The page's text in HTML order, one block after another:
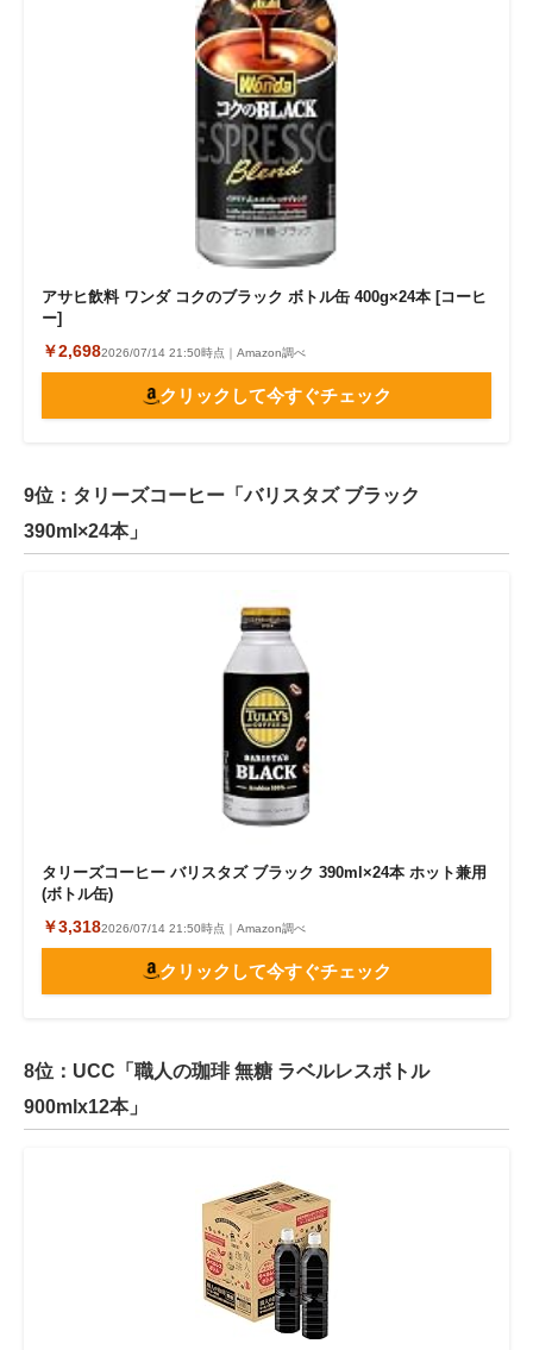
アサヒ飲料 ワンダ コクのブラック ボトル缶 400g×24本 [コーヒ
ー]
￥2,6982026/07/14 21:50時点｜Amazon調べ
クリックして今すぐチェック
9位：タリーズコーヒー「バリスタズ ブラック
390ml×24本」
タリーズコーヒー バリスタズ ブラック 390ml×24本 ホット兼用
(ボトル缶)
￥3,3182026/07/14 21:50時点｜Amazon調べ
クリックして今すぐチェック
8位：UCC「職人の珈琲 無糖 ラベルレスボトル
900mlx12本」